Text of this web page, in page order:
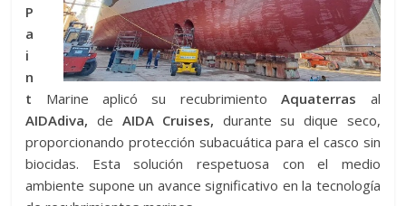
P
a
i
n
t Marine aplicó su recubrimientoAquaterras al
AIDAdiva, de AIDA Cruises, durante su dique seco,
proporcionando protección subacuática para el casco sin
biocidas. Esta solución respetuosa con el medio
ambiente supone un avance significativo en la tecnología